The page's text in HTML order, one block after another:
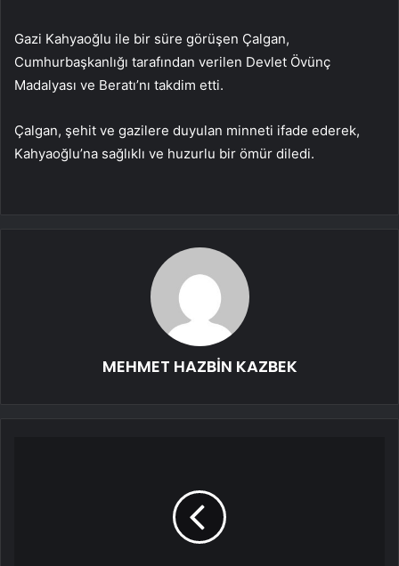
Gazi Kahyaoğlu ile bir süre görüşen Çalgan,
Cumhurbaşkanlığı tarafından verilen Devlet Övünç
Madalyası ve Beratı’nı takdim etti.
Çalgan, şehit ve gazilere duyulan minneti ifade ederek,
Kahyaoğlu’na sağlıklı ve huzurlu bir ömür diledi.
MEHMET HAZBİN KAZBEK